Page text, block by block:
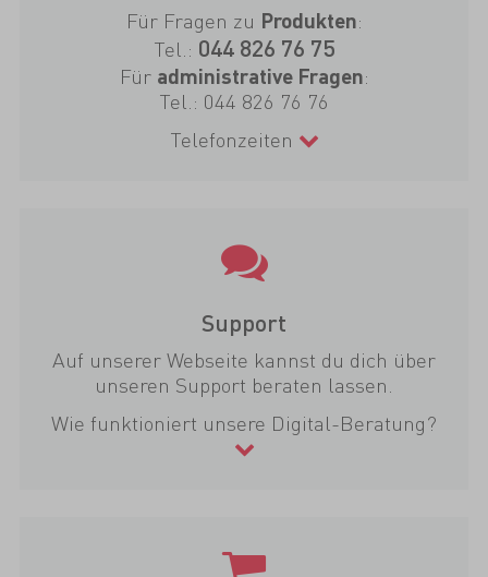
Für Fragen zu Produkten:
Tel.: 044 826 76 75
Für administrative Fragen:
Tel.: 044 826 76 76
Telefonzeiten
Support
Auf unserer Webseite kannst du dich über
unseren Support beraten lassen.
Wie funktioniert unsere Digital-Beratung?